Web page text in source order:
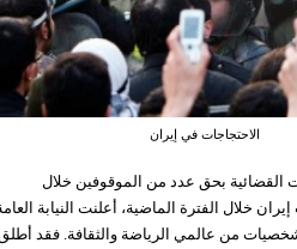
الاحتجاجات في إيران
القضائية بحق عدد من الموقوفين خلال
خلال الفترة الماضية، أعلنت النيابة
من عالمي الرياضة والثقافة. فقد